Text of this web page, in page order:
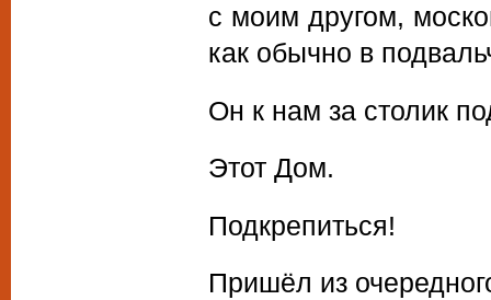
с моим другом,
как обычно в
Он к нам за столик
Этот Дом.
Подкрепиться!
Пришёл из